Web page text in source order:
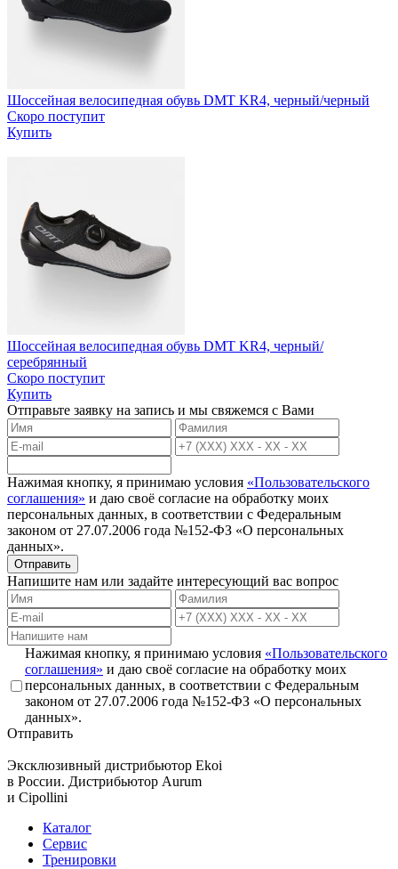
Шоссейная велосипедная обувь DMT KR4, черный/черный
Скоро поступит
Купить
Шоссейная велосипедная обувь DMT KR4, черный/
серебрянный
Скоро поступит
Купить
Отправьте заявку на запись и мы свяжемся с Вами
Нажимая кнопку, я принимаю условия «Пользовательского
соглашения» и даю своё согласие на обработку моих
персональных данных, в соответствии с Федеральным
законом от 27.07.2006 года №152-ФЗ «О персональных
данных».
Отправить
Напишите нам или задайте интересующий вас вопрос
Нажимая кнопку, я принимаю условия «Пользовательского
соглашения» и даю своё согласие на обработку моих
персональных данных, в соответствии с Федеральным
законом от 27.07.2006 года №152-ФЗ «О персональных
данных».
Отправить
Эксклюзивный дистрибьютор Ekoi
в России. Дистрибьютор Aurum
и Cipollini
Каталог
Сервис
Тренировки